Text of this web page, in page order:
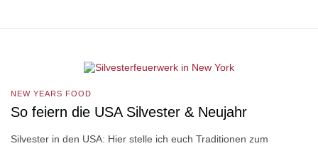
NEW YEARS FOOD
So feiern die USA Silvester & Neujahr
Silvester in den USA: Hier stelle ich euch Traditionen zum